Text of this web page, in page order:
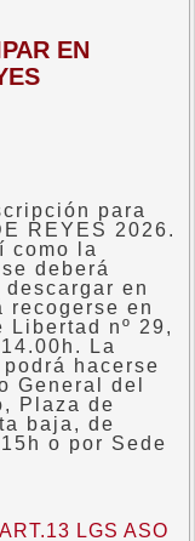
EN
para
REYES 2026.
como la
deberá
en
recogerse en
Libertad nº 29,
La
hacerse
General del
Plaza de
baja, de
o por Sede
LGS ASO